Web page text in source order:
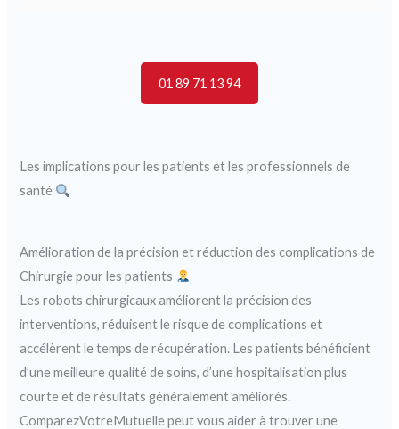
01 89 71 13 94
Les implications pour les patients et les professionnels de
santé
Amélioration de la précision et réduction des complications de
Chirurgie pour les patients
Les robots chirurgicaux améliorent la précision des
interventions, réduisent le risque de complications et
accélèrent le temps de récupération. Les patients bénéficient
d’une meilleure qualité de soins, d’une hospitalisation plus
courte et de résultats généralement améliorés.
ComparezVotreMutuelle peut vous aider à trouver une